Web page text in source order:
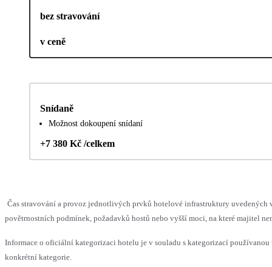
bez stravování
v ceně
Snídaně
Možnost dokoupení snídaní
+7 380 Kč /celkem
Čas stravování a provoz jednotlivých prvků hotelové infrastruktury uvedených
povětrnostních podmínek, požadavků hostů nebo vyšší moci, na které majitel
Informace o oficiální kategorizaci hotelu je v souladu s kategorizací
konkrétní kategorie.